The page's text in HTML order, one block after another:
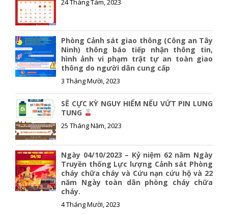
24 Tháng Tám, 2023
Phòng Cảnh sát giao thông (Công an Tây
Ninh) thông báo tiếp nhận thông tin,
hình ảnh vi phạm trật tự an toàn giao
thông do người dân cung cấp
3 Tháng Mười, 2023
SẼ CỰC KỲ NGUY HIỂM NẾU VỨT PIN LUNG
TUNG
25 Tháng Năm, 2023
Ngày 04/10/2023 – Kỷ niệm 62 năm Ngày
Truyền thống Lực lượng Cảnh sát Phòng
cháy chữa cháy và Cứu nạn cứu hộ và 22
năm Ngày toàn dân phòng cháy chữa
cháy.
4 Tháng Mười, 2023